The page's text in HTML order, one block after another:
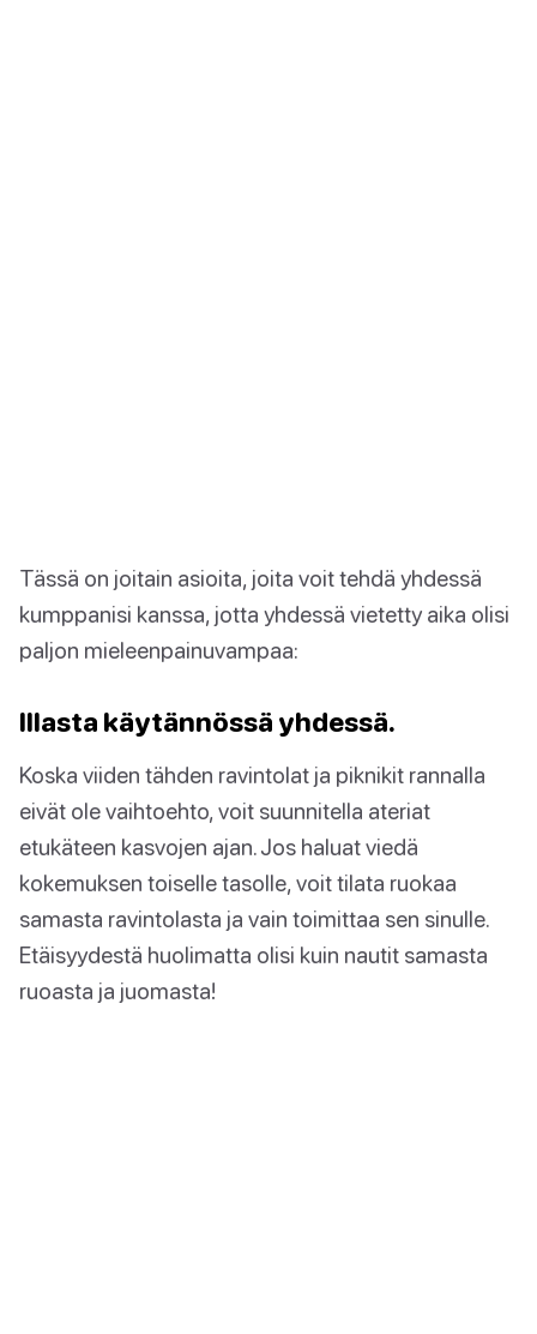
Tässä on joitain asioita, joita voit tehdä yhdessä
kumppanisi kanssa, jotta yhdessä vietetty aika olisi
paljon mieleenpainuvampaa:
Illasta käytännössä yhdessä.
Koska viiden tähden ravintolat ja piknikit rannalla
eivät ole vaihtoehto, voit suunnitella ateriat
etukäteen kasvojen ajan. Jos haluat viedä
kokemuksen toiselle tasolle, voit tilata ruokaa
samasta ravintolasta ja vain toimittaa sen sinulle.
Etäisyydestä huolimatta olisi kuin nautit samasta
ruoasta ja juomasta!